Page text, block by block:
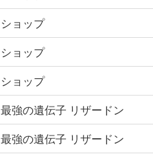
ショップ
ショップ
ショップ
最強の遺伝子 リザードン
最強の遺伝子 リザードン